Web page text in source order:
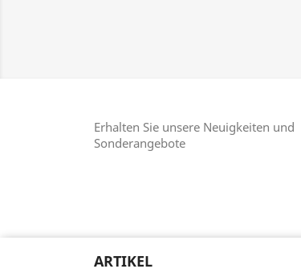
Erhalten Sie unsere Neuigkeiten und
Sonderangebote
ARTIKEL